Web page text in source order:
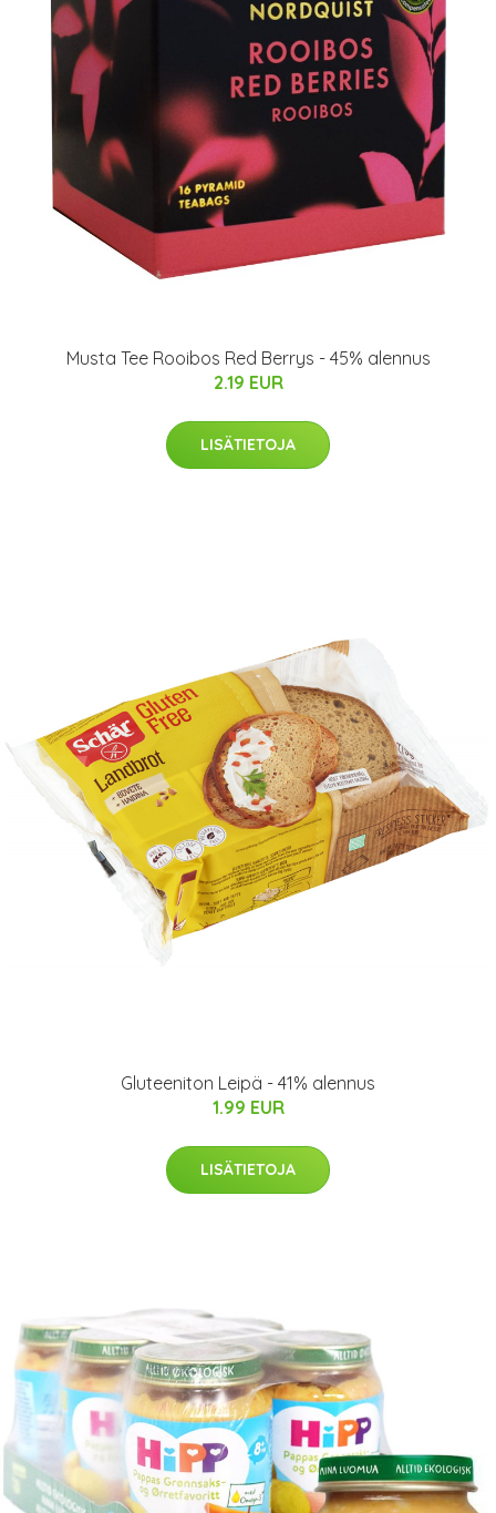
Musta Tee Rooibos Red Berrys - 45% alennus
2.19 EUR
LISÄTIETOJA
Gluteeniton Leipä - 41% alennus
1.99 EUR
LISÄTIETOJA